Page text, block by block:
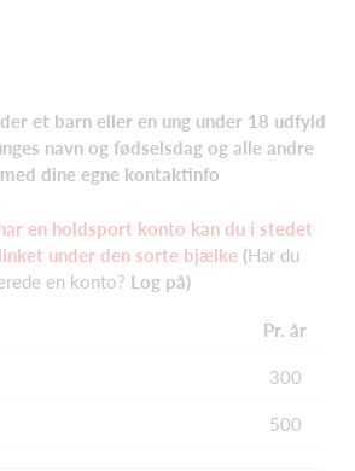
et barn eller en ung under 18 udfyld
navn og fødselsdag og alle andre
dine egne kontaktinfo
en holdsport konto kan du i stedet
under den sorte bjælke (Har du
en konto? Log på)
Pr. år
300
500